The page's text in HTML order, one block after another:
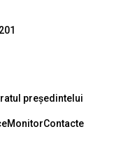
președintelui
MonitorContacte